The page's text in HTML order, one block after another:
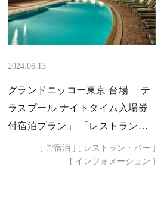
2024.06.13
グランドニッコー東京 台場 「テ
ラスプール ナイトタイム入場券
付宿泊プラン」 「レストラン＆
プール プラン」
[ ご宿泊 ] [ レストラン・バー ]
[ インフォメーション ]